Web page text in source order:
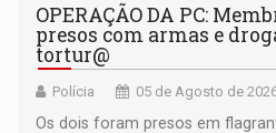
OPERAÇÃO DA PC:
presos com armas e
tortur@
Polícia 05 de Agosto de
Os dois foram presos em